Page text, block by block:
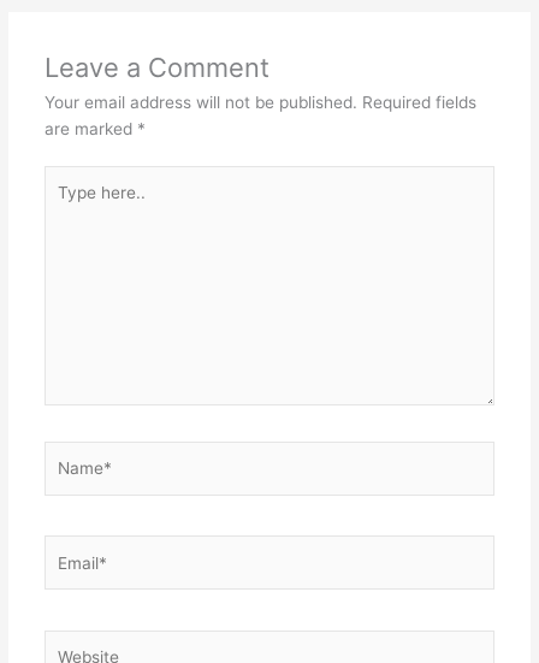
Leave a Comment
Your email address will not be published. Required fields
are marked *
here..